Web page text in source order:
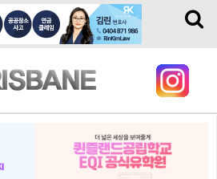
Toggle